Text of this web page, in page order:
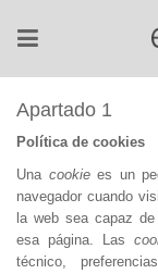
Apartado 1
Política de cookies
Una cookiees un
navegador cuando
la web sea capaz
esa página. Las
técnico,